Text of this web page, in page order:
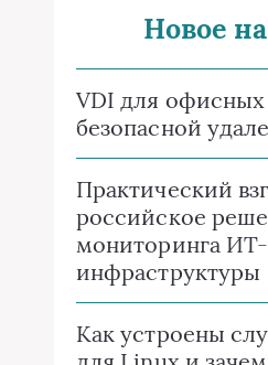
Новое
VDI для офисных
безопасной
Практический
российское
мониторинга ИТ-
инфраструктуры
Как устроены